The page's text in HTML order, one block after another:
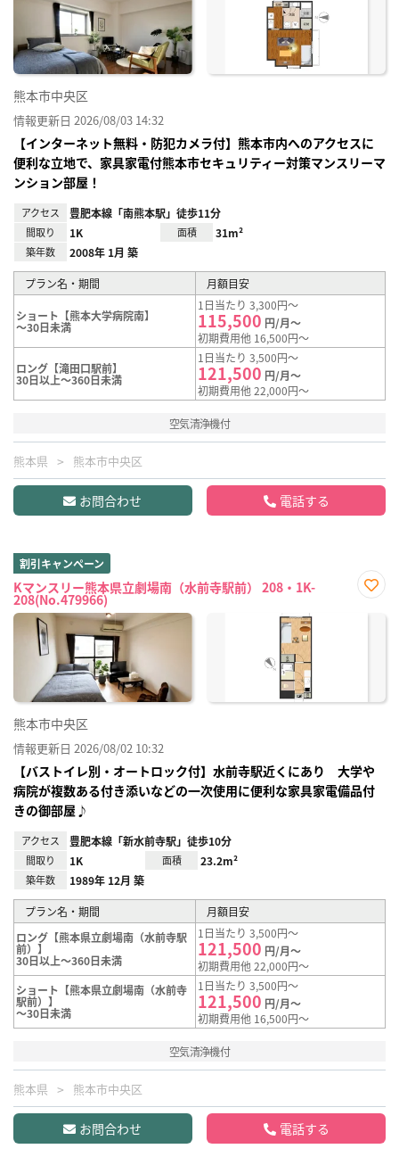
熊本市中央区
情報更新日 2026/08/03 14:32
【インターネット無料・防犯カメラ付】熊本市内へのアクセスに
便利な立地で、家具家電付熊本市セキュリティー対策マンスリーマ
ンション部屋！
アクセス 豊肥本線「南熊本駅」徒歩11分
間取り 1K 面積 31m²
築年数 2008年 1月 築
プラン名・期間 月額目安
ショート【熊本大学病院南】
～30日未満
1日当たり 3,300円～
115,500 円/月～
初期費用他 16,500円～
ロング【滝田口駅前】
30日以上～360日未満
1日当たり 3,500円～
121,500 円/月～
初期費用他 22,000円～
空気清浄機付
熊本県 熊本市中央区
お問合わせ 電話する
割引キャンペーン
Kマンスリー熊本県立劇場南（水前寺駅前） 208・1K-
208(No.479966)
に入
熊本市中央区
情報更新日 2026/08/02 10:32
【バストイレ別・オートロック付】水前寺駅近くにあり 大学や
病院が複数ある付き添いなどの一次使用に便利な家具家電備品付
きの御部屋♪
アクセス 豊肥本線「新水前寺駅」徒歩10分
間取り 1K 面積 23.2m²
築年数 1989年 12月 築
プラン名・期間
月額目安
ロング【熊本県立劇場南（水前寺駅
前）】
30日以上～360日未満
1日当たり 3,500円～
121,500 円/月～
初期費用他 22,000円～
ショート【熊本県立劇場南（水前寺
駅前）】
～30日未満
1日当たり 3,500円～
121,500 円/月～
初期費用他 16,500円～
空気清浄機付
熊本県 熊本市中央区
お問合わせ 電話する